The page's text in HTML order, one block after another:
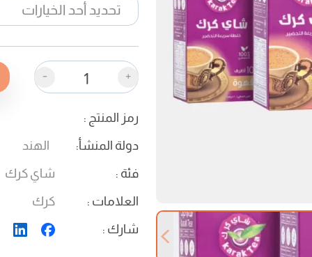
Previous slide
- +
رمز المنتج :
دولة المنشأ:
الهند
فئة :
شاي كرك
العلامات :
كرك
شارك :